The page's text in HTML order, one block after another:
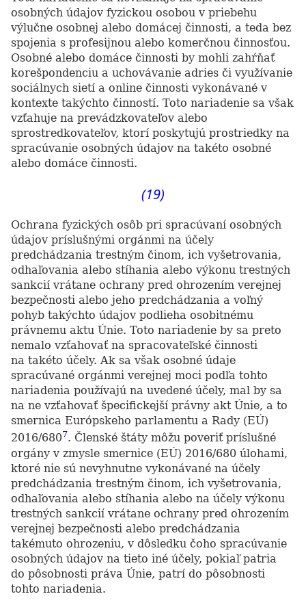
osobných údajov fyzickou osobou v priebehu
výlučne osobnej alebo domácej činnosti, a teda bez
spojenia s profesijnou alebo komerčnou činnosťou.
Osobné alebo domáce činnosti by mohli zahŕňať
korešpondenciu a uchovávanie adries či využívanie
sociálnych sietí a online činnosti vykonávané v
kontexte takýchto činností. Toto nariadenie sa však
vzťahuje na prevádzkovateľov alebo
sprostredkovateľov, ktorí poskytujú prostriedky na
spracúvanie osobných údajov na takéto osobné
alebo domáce činnosti.
(19)
Ochrana fyzických osôb pri spracúvaní osobných
údajov príslušnými orgánmi na účely
predchádzania trestným činom, ich vyšetrovania,
odhaľovania alebo stíhania alebo výkonu trestných
sankcií vrátane ochrany pred ohrozením verejnej
bezpečnosti alebo jeho predchádzania a voľný
pohyb takýchto údajov podlieha osobitnému
právnemu aktu Únie. Toto nariadenie by sa preto
nemalo vzťahovať na spracovateľské činnosti
na takéto účely. Ak sa však osobné údaje
spracúvané orgánmi verejnej moci podľa tohto
nariadenia používajú na uvedené účely, mal by sa
na ne vzťahovať špecifickejší právny akt Únie, a to
smernica Európskeho parlamentu a Rady (EÚ)
2016/6807. Členské štáty môžu poveriť príslušné
orgány v zmysle smernice (EÚ) 2016/680 úlohami,
ktoré nie sú nevyhnutne vykonávané na účely
predchádzania trestným činom, ich vyšetrovania,
odhaľovania alebo stíhania alebo na účely výkonu
trestných sankcií vrátane ochrany pred ohrozením
verejnej bezpečnosti alebo predchádzania
takémuto ohrozeniu, v dôsledku čoho spracúvanie
osobných údajov na tieto iné účely, pokiaľ patria
do pôsobnosti práva Únie, patrí do pôsobnosti
tohto nariadenia.